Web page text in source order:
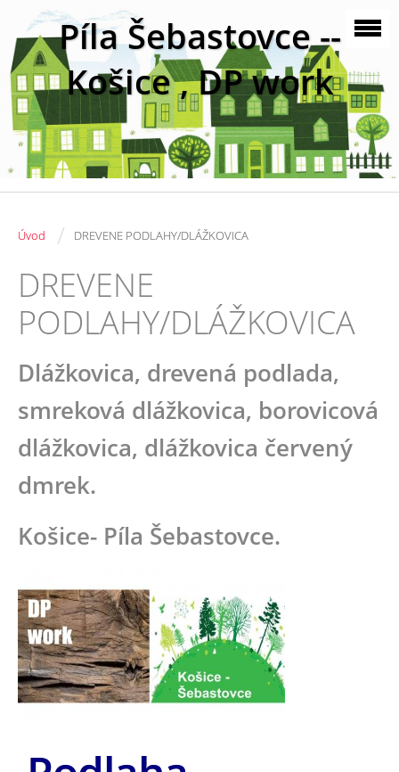
Píla Šebastovce --
Košice , DP work
Úvod / DREVENE PODLAHY/DLÁŽKOVICA
DREVENE
PODLAHY/DLÁŽKOVICA
Dlážkovica, drevená podlada,
smreková dlážkovica, borovicová
dlážkovica, dlážkovica červený
dmrek.
Košice- Píla Šebastovce.